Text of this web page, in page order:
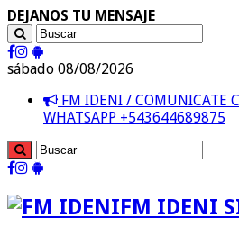
DEJANOS TU MENSAJE
sábado 08/08/2026
FM IDENI / COMUNICATE
WHATSAPP +543644689875
FM IDENI